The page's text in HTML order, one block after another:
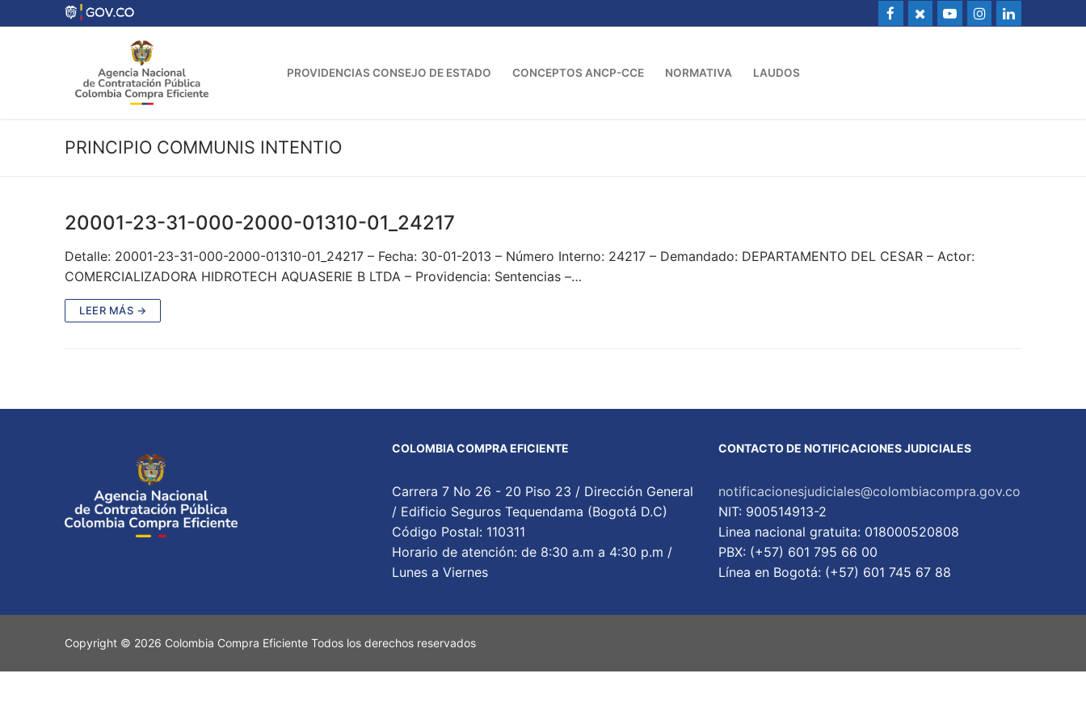
al
PROVIDENCIAS CONSEJO DE ESTADO CONCEPTOS ANCP-CCE NORMATIVA LAUDOS
PRINCIPIO COMMUNIS INTENTIO
20001-23-31-000-2000-01310-01_24217
Detalle: 20001-23-31-000-2000-01310-01_24217 – Fecha: 30-01-2013 – Número Interno: 24217 – Demandado: DEPARTAMENTO DEL CESAR – Actor:
COMERCIALIZADORA HIDROTECH AQUASERIE B LTDA – Providencia: Sentencias –…
LEER MÁS →
COLOMBIA COMPRA EFICIENTE
Carrera 7 No 26 - 20 Piso 23 / Dirección General
/ Edificio Seguros Tequendama (Bogotá D.C)
Código Postal: 110311
Horario de atención: de 8:30 a.m a 4:30 p.m /
Lunes a Viernes
CONTACTO DE NOTIFICACIONES JUDICIALES
notificacionesjudiciales@colombiacompra.gov.co
NIT: 900514913-2
Linea nacional gratuita: 018000520808
PBX: (+57) 601 795 66 00
Lí­nea en Bogotá: (+57) 601 745 67 88
Copyright © 2026 Colombia Compra Eficiente Todos los derechos reservados